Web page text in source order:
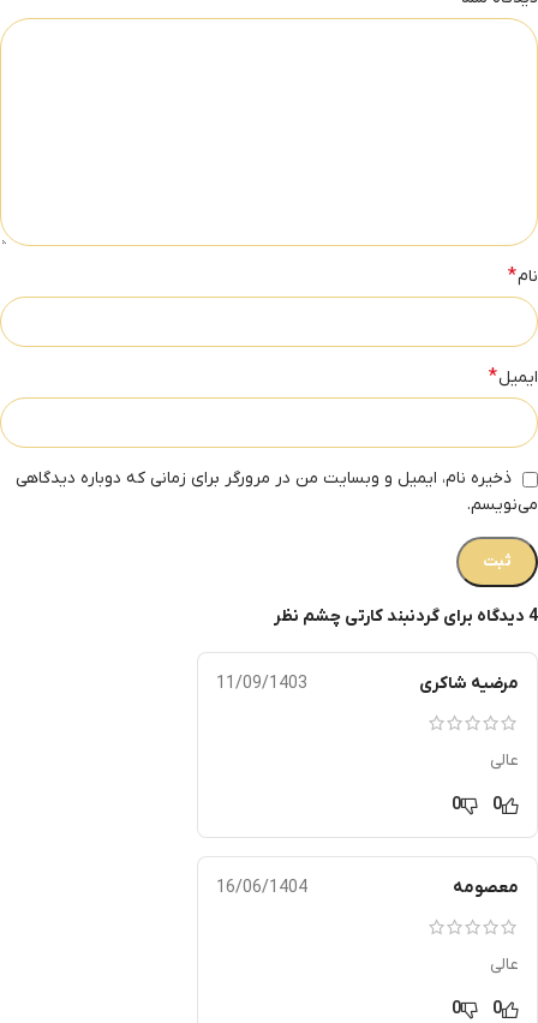
4 دیدگاه برای گردنبند کارتی چشم نظر
مرضیه شاکری 11/09/1403
عالی
0
0
معصومه 16/06/1404
عالی
0
0
نام*
ایمیل*
ذخیره نام، ایمیل و وبسایت من در مرورگر برای زمانی که دوباره دیدگاهی
می‌نویسم.